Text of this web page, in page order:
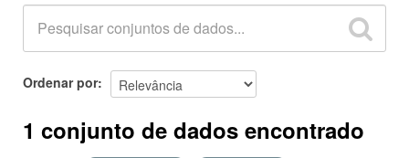
Ordenar por
1 conjunto de dados encontrado